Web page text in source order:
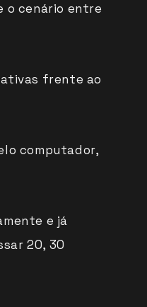
o cenário entre
frente ao
computador,
e já
20, 30